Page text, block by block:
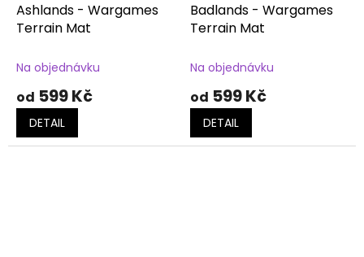
Ashlands - Wargames
Terrain Mat
Na objednávku
od 599 Kč
DETAIL
Badlands - Wargames
Terrain Mat
Na objednávku
od 599 Kč
DETAIL